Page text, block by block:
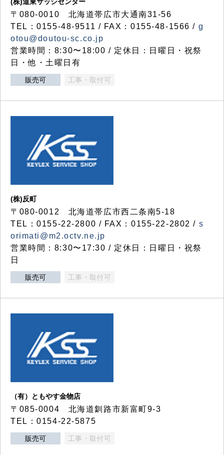
〒080-0010 北海道帯広市大通南31-56
TEL：0155-48-9511 / FAX：0155-48-1566 / g
otou@doutou-sc.co.jp
営業時間：8:30〜18:00 / 定休日：日曜日・祝祭
日・他・土曜日有
販売可 工事・取付可
(株)反町
〒080-0012 北海道帯広市西二条南5-18
TEL：0155-22-2800 / FAX：0155-22-2802 / s
orimati@m2.octv.ne.jp
営業時間：8:30〜17:30 / 定休日：日曜日・祝祭
日
販売可 工事・取付可
（有）ともやす金物店
〒085-0004 北海道釧路市新富町9-3
TEL：0154-22-5875
販売可 工事・取付可